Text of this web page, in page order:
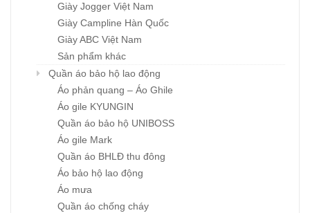
Giày Jogger Việt Nam
Giày Campline Hàn Quốc
Giày ABC Việt Nam
Sản phẩm khác
Quần áo bảo hộ lao động
Áo phản quang – Áo Ghile
Áo gile KYUNGIN
Quần áo bảo hộ UNIBOSS
Áo gile Mark
Quần áo BHLĐ thu đông
Áo bảo hộ lao động
Áo mưa
Quần áo chống cháy